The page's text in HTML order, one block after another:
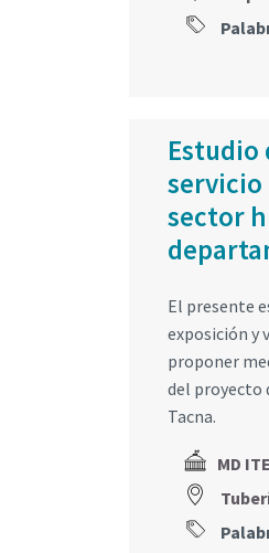
servicio
sector
El presente
exposición y
proponer
del proyecto
Tacna.
MD